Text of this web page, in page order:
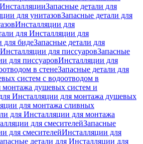
ИнсталляцииЗапасные детали для
для унитазовЗапасные детали для
Инсталляции для
для Инсталляции для
для бидеЗапасные детали для
Инсталляции для писсуаровЗапасные
для писсуаровИнсталляции для
в стенеЗапасные детали для
систем с водоотводом в
монтажа душевых систем и
Инсталляции для монтажа душевых
для монтажа сливных
для Инсталляции для монтажа
для смесителейЗапасные
для смесителейИнсталляции для
детали для Инсталляции для